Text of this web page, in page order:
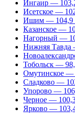
Ингаир —
Исетское —
Ишим — 104,9
Казанское —
Нагорный —
Нижняя Тавда
Тобольск —
Омутинское —
Сладково —
Упорово —
Черное —
Ярково —